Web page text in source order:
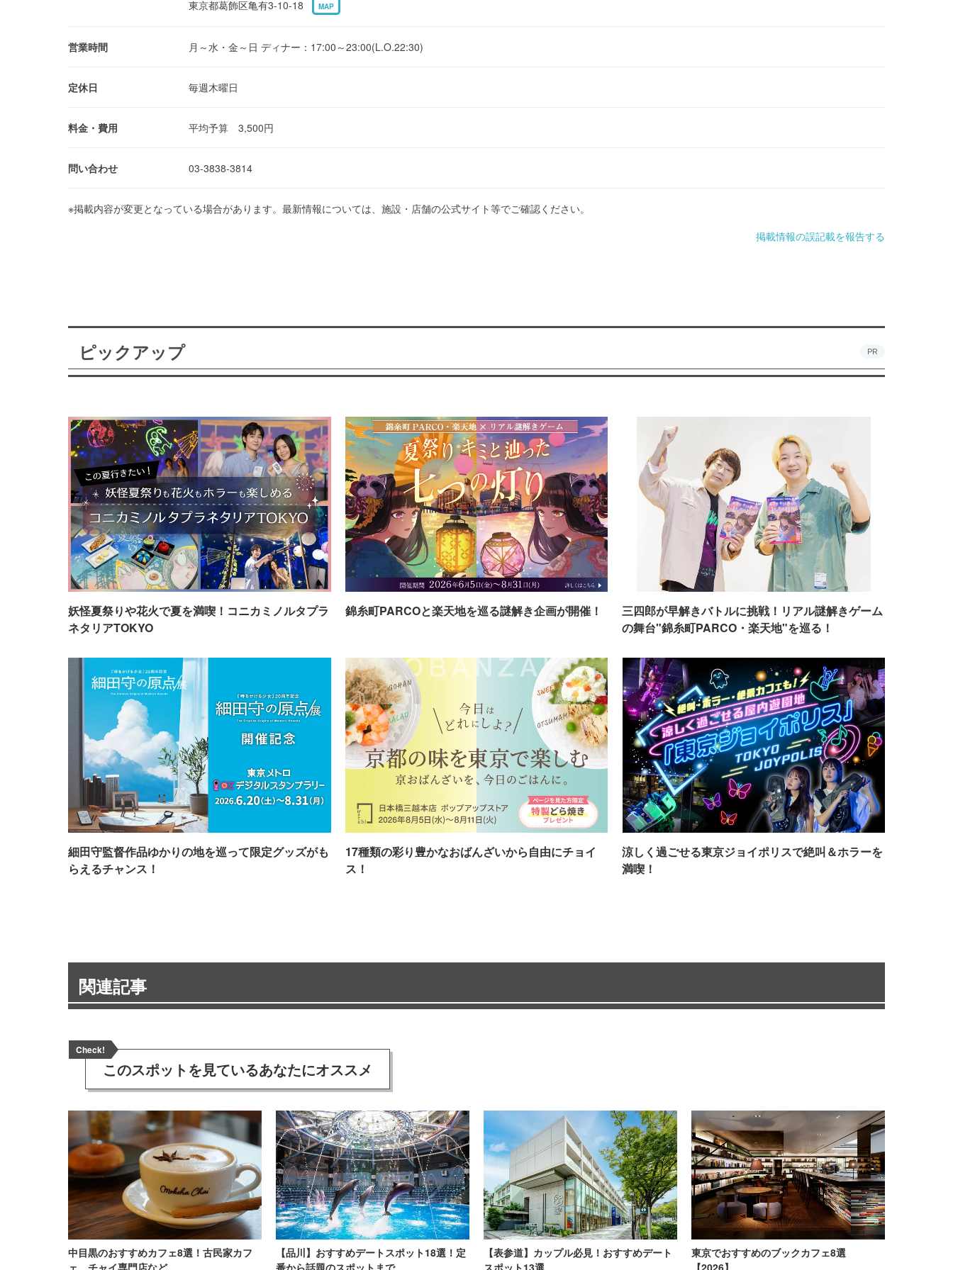
東京都葛飾区亀有3-10-18
MAP
営業時間 月～水・金～日 ディナー：17:00～23:00(L.O.22:30)
定休日 毎週木曜日
料金・費用 平均予算 3,500円
問い合わせ 03-3838-3814
※掲載内容が変更となっている場合があります。最新情報については、施設・店舗の公式サイト等でご確認ください。
掲載情報の誤記載を報告する
ピックアップ PR
妖怪夏祭りや花火で夏を満喫！コニカミノルタプラ
ネタリアTOKYO
錦糸町PARCOと楽天地を巡る謎解き企画が開催！
三四郎が早解きバトルに挑戦！リアル謎解きゲーム
の舞台"錦糸町PARCO・楽天地"を巡る！
細田守監督作品ゆかりの地を巡って限定グッズがも
らえるチャンス！
17種類の彩り豊かなおばんざいから自由にチョイ
ス！
涼しく過ごせる東京ジョイポリスで絶叫＆ホラーを
満喫！
関連記事
Check!
このスポットを見ているあなたにオススメ
中目黒のおすすめカフェ8選！古民家カフ
【品川】おすすめデートスポット18選！定
【表参道】カップル必見！おすすめデート
東京でおすすめのブックカフェ8選